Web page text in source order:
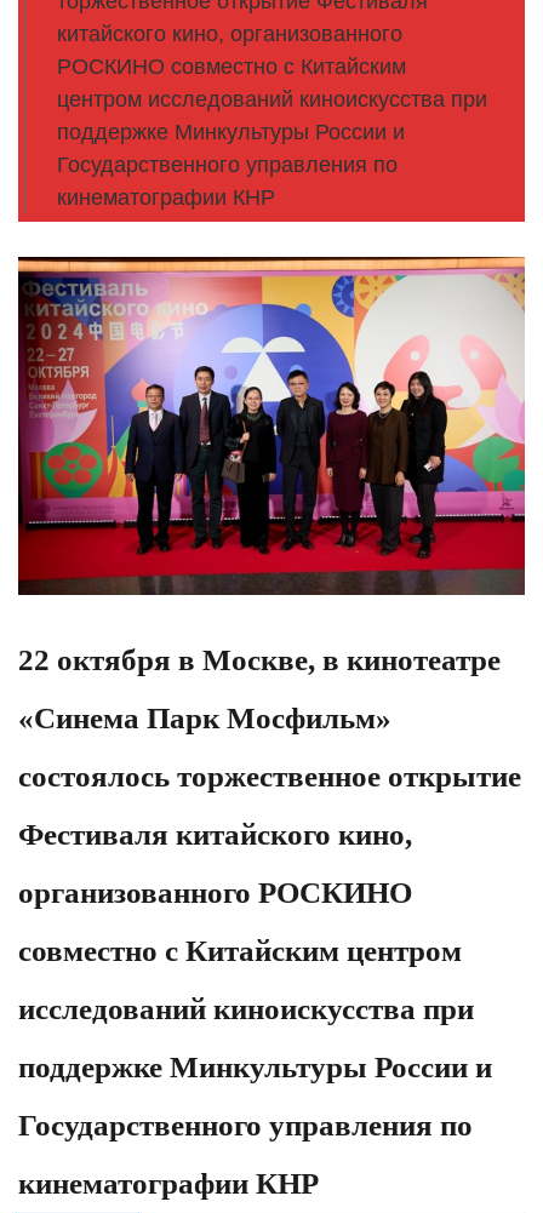
китайского кино, организованного
РОСКИНО совместно с Китайским
центром исследований киноискусства при
поддержке Минкультуры России и
Государственного управления по
кинематографии КНР
22 октября в Москве, в кинотеатре
«Синема Парк Мосфильм»
состоялось торжественное открытие
Фестиваля китайского кино,
организованного РОСКИНО
совместно с Китайским центром
исследований киноискусства при
поддержке Минкультуры России и
Государственного управления по
кинематографии КНР